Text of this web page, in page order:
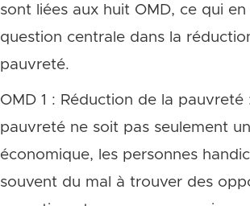
sont liées aux huit OMD, ce qui
question centrale dans la
pauvreté.
OMD 1 : Réduction de la pauvreté
pauvreté ne soit pas seulement
économique, les personnes
souvent du mal à trouver des